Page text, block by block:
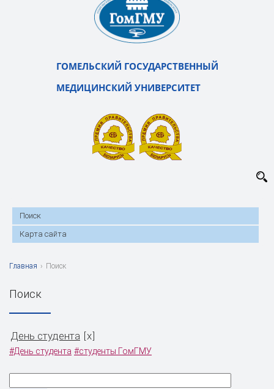
ГОМЕЛЬСКИЙ ГОСУДАРСТВЕННЫЙ
МЕДИЦИНСКИЙ УНИВЕРСИТЕТ
Поиск
Карта сайта
Главная › Поиск
Поиск
День студента x
#День студента #студенты ГомГМУ